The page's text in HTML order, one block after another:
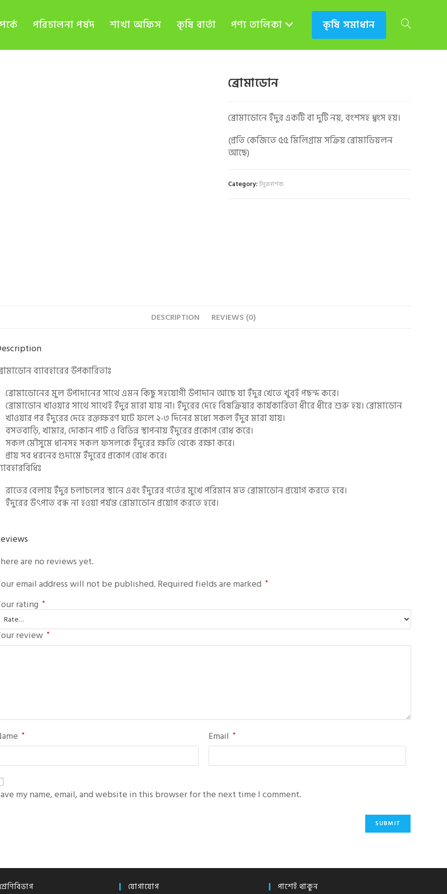
পরিচালনা পর্ষদ শাখা অফিস কৃষি বার্তা পণ্য তালিকা কৃষি সমাধান TOGGLE
ব্রোমাডোন
ব্রোমাডোনে ইঁদুর একটি বা দুটি নয়, বংশসহ ধ্বংস হয়।
(প্রতি কেজিতে ৫৫ মিলিগ্রাম সক্রিয় ব্রোমাডিয়লন
আছে)
Category:ইঁদুরনাশক
DESCRIPTION REVIEWS (0)
ব্যাবহারের উপকারিতাঃ
ব্রোমাডোনের মুল উপাদানের সাথে এমন কিছু সহযোগী উপাদান আছে যা ইঁদুর খেতে খুবই পছন্দ করে।
ব্রোমাডোন খাওয়ার সাথে সাথেই ইঁদুর মারা যায় না। ইঁদুরের দেহে বিষক্রিয়ার কার্যকারিতা ধীরে ধীরে শুরু হয়। ব্রোমাডোন
খাওয়ার পর ইঁদুরের দেহে রক্তক্ষরণ ঘটে ফলে ২-৩ দিনের মধ্যে সকল ইঁদুর মারা যায়।
বসতবাড়ি, খামার, দোকান পাট ও বিভিন্ন স্থাপনায় ইঁদুরের প্রকোপ রোধ করে।
সকল মৌসুমে ধানসহ সকল ফসলকে ইঁদুরের ক্ষতি থেকে রক্ষা করে।
প্রায় সব ধরনের গুদামে ইঁদুরের প্রকোপ রোধ করে।
রাতের বেলায় ইঁদুর চলাচলের স্থানে এবং ইঁদুরের গর্তের মুখে পরিমান মত ব্রোমাডোন প্রয়োগ করতে হবে।
ইঁদুরের উৎপাত বন্ধ না হওয়া পর্যন্ত ব্রোমাডোন প্রয়োগ করতে হবে।
are no reviews yet.
email address will not be published. Required fields are marked *
rating *
review *
* Email *
my name, email, and website in this browser for the next time I comment.
যোগাযোগ পাশেই থাকুন